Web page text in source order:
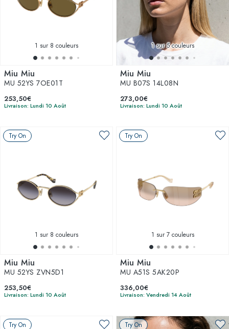
1 sur 8 couleurs
Miu Miu
MU 52YS 7OE01T
253,50€
Livraison: Lundi 10 Août
1sur 5 couleurs
Miu Miu
MU B07S 14L08N
273,00€
Livraison: Lundi 10 Août
Try On
1 sur 8 couleurs
Miu Miu
MU 52YS ZVN5D1
253,50€
Livraison: Lundi 10 Août
Try On
1 sur 7 couleurs
Miu Miu
MU A51S 5AK20P
336,00€
Livraison: Vendredi 14 Août
Try On Try On